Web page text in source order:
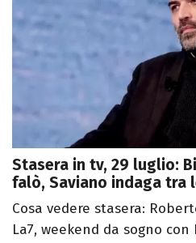
Stasera in tv, 29 luglio:
falò, Saviano indaga tra
Cosa vedere stasera:
La7, weekend da sogno con